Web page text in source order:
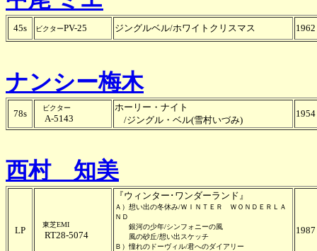
45s ビクターPV-25 ジングルベル/ホワイトクリスマス 1962
ナンシー梅木
78s
ビクター
A-5143
ホーリー・ナイト
/ジングル・ベル(雪村いづみ)
1954
西村 知美
LP
東芝EMI
RT28-5074
『ウィンター･ワンダーランド』
Ａ）想い出の冬休み/ＷＩＮＴＥＲ ＷＯＮＤＥＲＬＡ
ＮＤ
銀河の少年/シンフォニーの風
風の砂丘/想い出スケッチ
Ｂ）憧れのドーヴィル/君へのダイアリー
1987